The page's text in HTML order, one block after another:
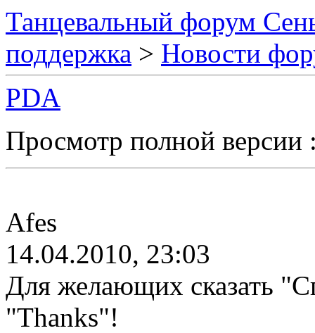
Танцевальный форум
поддержка > Новости
PDA
Просмотр полной
Afes
14.04.2010, 23:03
Для желающих сказать
"Thanks"!